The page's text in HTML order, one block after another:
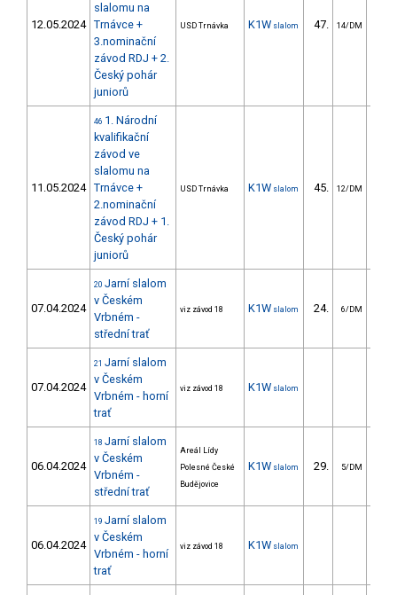
12.05.2024
slalomu na
Trnávce +
3.nominační
závod RDJ + 2.
Český pohár
juniorů
USD Trnávka K1W slalom 47. 14/DM
11.05.2024
46 1. Národní
kvalifikační
závod ve
slalomu na
Trnávce +
2.nominační
závod RDJ + 1.
Český pohár
juniorů
USD Trnávka K1W slalom 45. 12/DM
07.04.2024
20 Jarní slalom
v Českém
Vrbném -
střední trať
viz závod 18 K1W slalom 24. 6/DM
07.04.2024
21 Jarní slalom
v Českém
Vrbném - horní
trať
viz závod 18 K1W slalom
06.04.2024
18 Jarní slalom
v Českém
Vrbném -
střední trať
Areál Lídy
Polesné České
Budějovice
K1W slalom 29. 5/DM
06.04.2024
19 Jarní slalom
v Českém
Vrbném - horní
trať
viz závod 18 K1W slalom